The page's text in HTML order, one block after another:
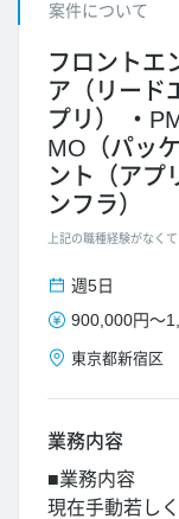
案件について
フロントエ
ア（リード
プリ）
MO（パッ
ント（アプ
ンフラ）
上記の職種経験がなく
週5日
900,000円～
東京都新宿区
業務内容
■業務内容
現在手動若し